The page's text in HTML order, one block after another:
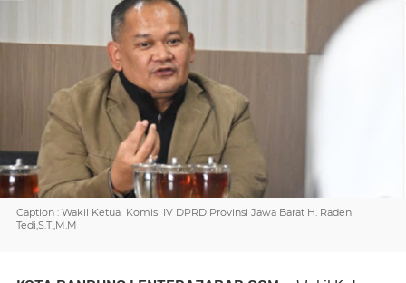
Caption : Wakil Ketua Komisi IV DPRD Provinsi Jawa Barat H. Raden
Tedi,S.T.,M.M